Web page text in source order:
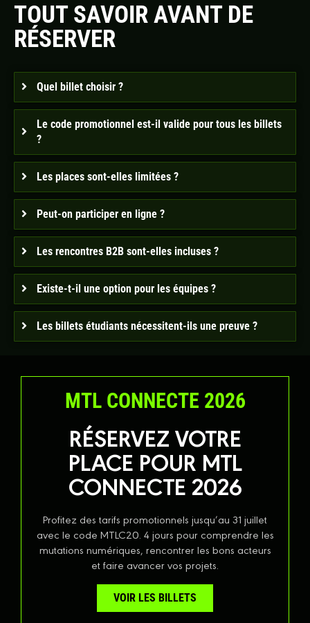
TOUT SAVOIR AVANT DE
RÉSERVER
Quel billet choisir ?
Le code promotionnel est-il valide pour tous les billets
?
Les places sont-elles limitées ?
Peut-on participer en ligne ?
Les rencontres B2B sont-elles incluses ?
Existe-t-il une option pour les équipes ?
Les billets étudiants nécessitent-ils une preuve ?
MTL CONNECTE 2026
RÉSERVEZ VOTRE
PLACE POUR MTL
CONNECTE 2026
Profitez des tarifs promotionnels jusqu’au 31 juillet
avec le code MTLC20. 4 jours pour comprendre les
mutations numériques, rencontrer les bons acteurs
et faire avancer vos projets.
VOIR LES BILLETS